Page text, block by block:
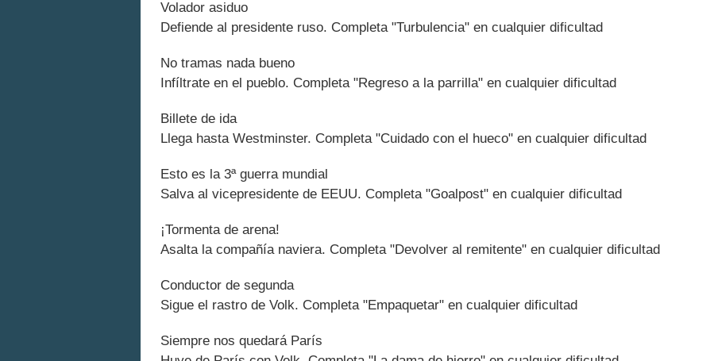
Volador asiduo
Defiende al presidente ruso. Completa "Turbulencia" en cualquier dificultad
No tramas nada bueno
Infíltrate en el pueblo. Completa "Regreso a la parrilla" en cualquier dificultad
Billete de ida
Llega hasta Westminster. Completa "Cuidado con el hueco" en cualquier dificultad
Esto es la 3ª guerra mundial
Salva al vicepresidente de EEUU. Completa "Goalpost" en cualquier dificultad
¡Tormenta de arena!
Asalta la compañía naviera. Completa "Devolver al remitente" en cualquier dificultad
Conductor de segunda
Sigue el rastro de Volk. Completa "Empaquetar" en cualquier dificultad
Siempre nos quedará París